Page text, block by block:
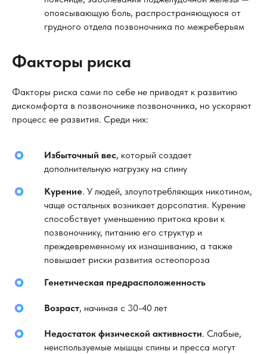
опоясывающую боль, распространяющуюся от
грудного отдела позвоночника по межреберьям
Факторы риска
Факторы риска сами по себе не приводят к развитию
дискомфорта в позвоночнике позвоночника, но ускоряют
процесс ее развития. Среди них:
Избыточный вес, который создает
дополнительную нагрузку на спину
Курение. У людей, злоупотребляющих никотином,
чаще остальных возникает дорсопатия. Курение
способствует уменьшению притока крови к
позвоночнику, питанию его структур и
преждевременному их изнашиванию, а также
повышает риски развития остеопороза
Генетическая предрасположенность
Возраст, начиная с 30-40 лет
Недостаток физической активности. Слабые,
неиспользуемые мышцы спины и пресса могут